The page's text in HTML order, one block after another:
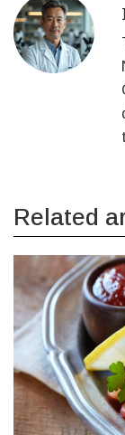
Related